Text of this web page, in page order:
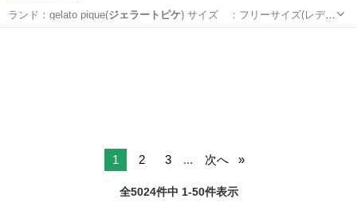
ランド：gelato pique(ジェラートピケ) サイズ ：フリーサイズ(レデ
ィ…
1 2 3 ... 次へ
全5024件中 1-50件表示